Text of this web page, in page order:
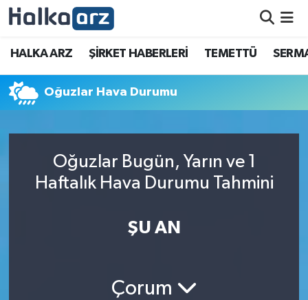
HALKA ARZ ŞİRKET HABERLERİ TEMETTÜ
Oğuzlar Hava Durumu
Oğuzlar Bugün, Yarın ve 1
Haftalık Hava Durumu Tahmini
ŞU AN
Çorum
HALKA ARZ
SERMAYE ARTIRIMI
TEMETTÜ
İletişim